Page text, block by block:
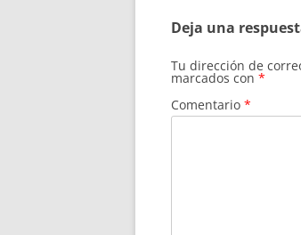
Deja una
Tu dirección de
marcados con *
Comentario *